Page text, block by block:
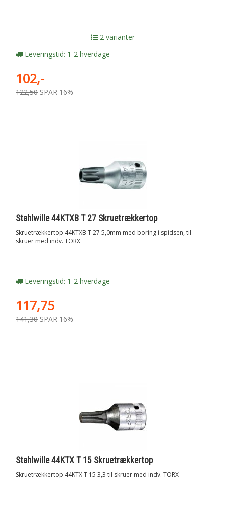
2 varianter
Leveringstid: 1-2 hverdage
102,-
122,50 SPAR 16%
Stahlwille 44KTXB T 27 Skruetrækkertop
Skruetrækkertop 44KTXB T 27 5,0mm med boring i spidsen, til
skruer med indv. TORX
Leveringstid: 1-2 hverdage
117,75
141,30 SPAR 16%
Stahlwille 44KTX T 15 Skruetrækkertop
Skruetrækkertop 44KTX T 15 3,3 til skruer med indv. TORX